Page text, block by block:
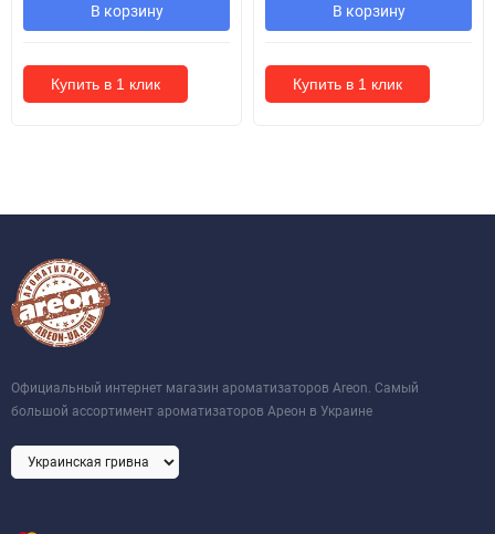
В корзину
Купить в 1 клик
В корзину
Купить в 1 клик
Официальный интернет магазин ароматизаторов Areon. Самый
большой ассортимент ароматизаторов Ареон в Украине